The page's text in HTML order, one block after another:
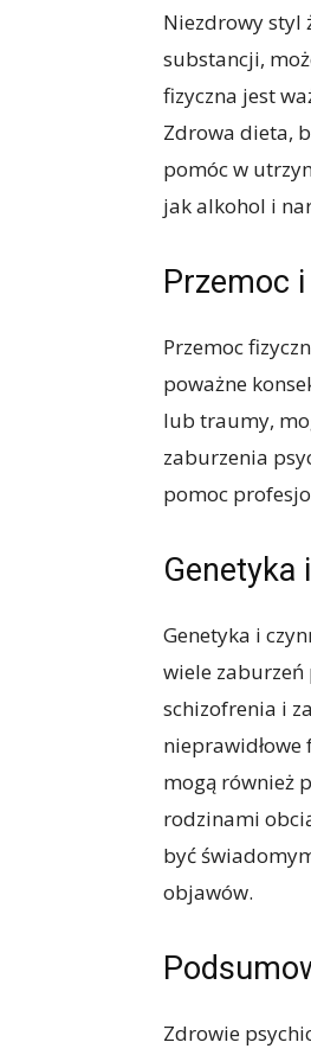
Niezdrowy styl
substancji,
fizyczna jest
Zdrowa dieta,
pomóc w
jak alkohol i
Przemoc
Przemoc
poważne
lub traumy,
zaburzenia
pomoc
Genetyka
Genetyka i
wiele zaburzeń
schizofrenia i
mogą również
rodzinami
być
objawów.
Zdrowie